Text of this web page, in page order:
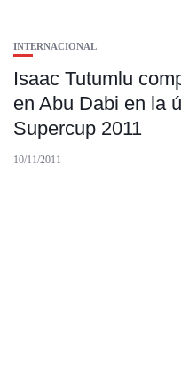
INTERNACIONAL
Isaac Tutumlu
en Abu Dabi en la
Supercup 2011
10/11/2011